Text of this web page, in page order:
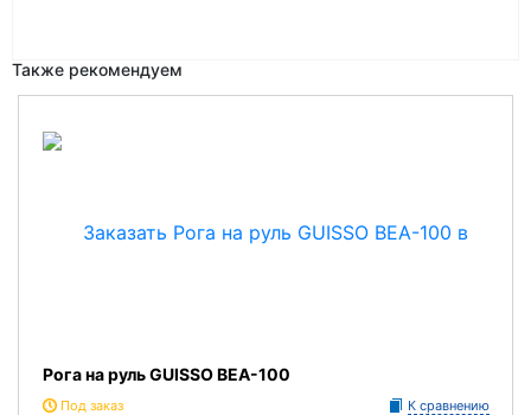
Также рекомендуем
Рога на руль GUISSO BEA-100
Под заказ К сравнению